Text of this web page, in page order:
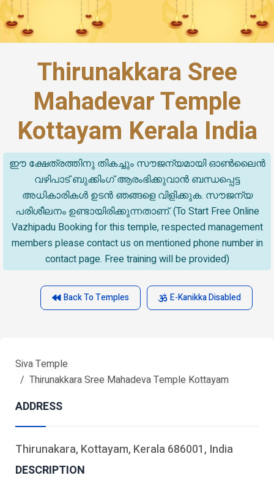
Thirunakkara Sree
Mahadevar Temple
Kottayam Kerala India
ഈ ക്ഷേത്രത്തിനു തികച്ചും സൗജന്യമായി ഓൺലൈൻ
വഴിപാട് ബുക്കിംഗ് ആരംഭിക്കുവാൻ ബന്ധപ്പെട്ട
അധികാരികൾ ഉടൻ ഞങ്ങളെ വിളിക്കുക. സൗജന്യ
പരിശീലനം ഉണ്ടായിരിക്കുന്നതാണ്. (To Start Free Online
Vazhipadu Booking for this temple, respected management
members please contact us on mentioned phone number in
contact page. Free training will be provided)
Back To Temples E-Kanikka Disabled
Siva Temple
Thirunakkara Sree Mahadeva Temple Kottayam
ADDRESS
Thirunakara, Kottayam, Kerala 686001, India
DESCRIPTION